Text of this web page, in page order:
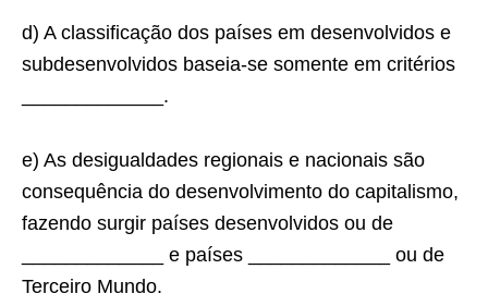
d) A classificação dos países em desenvolvidos e
subdesenvolvidos baseia-se somente em critérios
_____________.
e) As desigualdades regionais e nacionais são
consequência do desenvolvimento do capitalismo,
fazendo surgir países desenvolvidos ou de
_____________ e países _____________ ou de
Terceiro Mundo.